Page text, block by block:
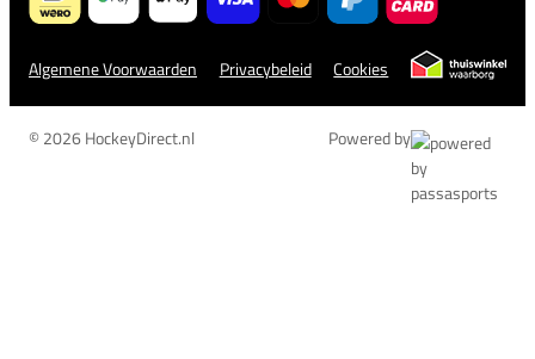
Algemene Voorwaarden Privacybeleid Cookies
© 2026 HockeyDirect.nl Powered by